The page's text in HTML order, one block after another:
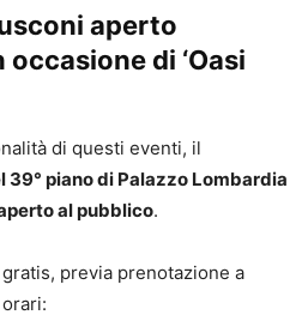
aperto
di ‘Oasi
di questi eventi, il
39° piano di Palazzo Lombardia
al pubblico.
previa prenotazione a